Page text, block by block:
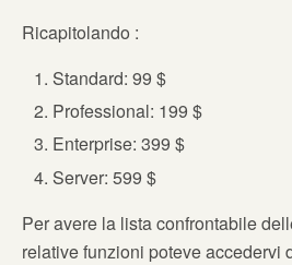
Ricapitolando :
Standard: 99 $
Professional: 199 $
Enterprise: 399 $
Server: 599 $
Per avere la lista confrontabile
relative funzioni poteve accedervi